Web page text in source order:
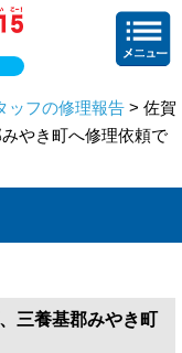
ッフの修理報告 > 佐賀
やき町へ修理依頼で
三養基郡みやき町